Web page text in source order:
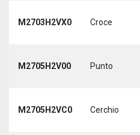
M2703H2VX0 Croce
M2705H2V00 Punto
M2705H2VC0 Cerchio